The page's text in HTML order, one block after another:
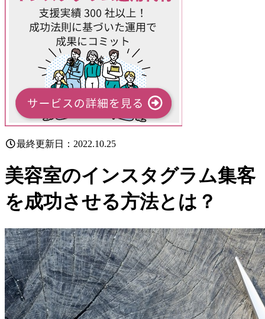
最終更新日：2022.10.25
美容室のインスタグラム集客
を成功させる方法とは？